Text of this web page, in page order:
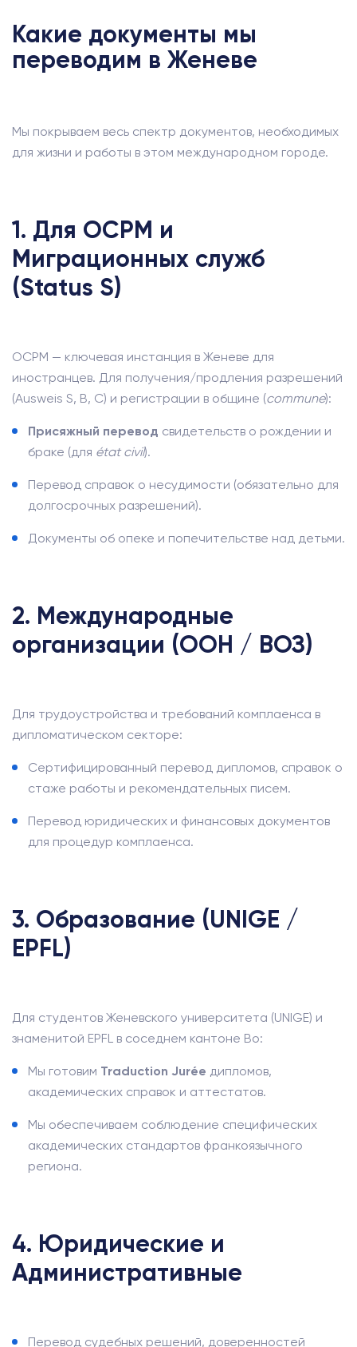
Какие документы мы
переводим в Женеве
Мы покрываем весь спектр документов, необходимых
для жизни и работы в этом международном городе.
1. Для OCPM и
Миграционных служб
(Status S)
OCPM — ключевая инстанция в Женеве для
иностранцев. Для получения/продления разрешений
(Ausweis S, B, C) и регистрации в общине (commune):
Присяжный перевод свидетельств о рождении и
браке (для état civil).
Перевод справок о несудимости (обязательно для
долгосрочных разрешений).
Документы об опеке и попечительстве над детьми.
2. Международные
организации (ООН / ВОЗ)
Для трудоустройства и требований комплаенса в
дипломатическом секторе:
Сертифицированный перевод дипломов, справок о
стаже работы и рекомендательных писем.
Перевод юридических и финансовых документов
для процедур комплаенса.
3. Образование (UNIGE /
EPFL)
Для студентов Женевского университета (UNIGE) и
знаменитой EPFL в соседнем кантоне Во:
Мы готовим Traduction Jurée дипломов,
академических справок и аттестатов.
Мы обеспечиваем соблюдение специфических
академических стандартов франкоязычного
региона.
4. Юридические и
Административные
Перевод судебных решений, доверенностей